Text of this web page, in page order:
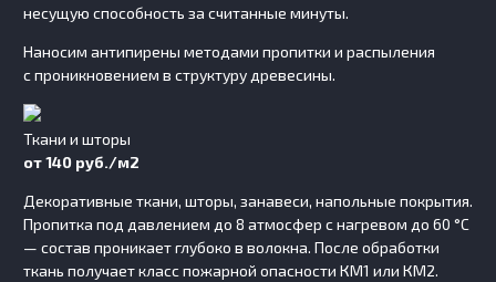
несущую способность за считанные минуты.
Наносим антипирены методами пропитки и распыления
с проникновением в структуру древесины.
Ткани и шторы
от 140 руб./м2
Декоративные ткани, шторы, занавеси, напольные покрытия.
Пропитка под давлением до 8 атмосфер с нагревом до 60 °C
— состав проникает глубоко в волокна. После обработки
ткань получает класс пожарной опасности КМ1 или КМ2.